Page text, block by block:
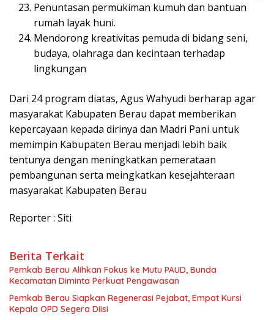
Penuntasan permukiman kumuh dan bantuan
rumah layak huni.
Mendorong kreativitas pemuda di bidang seni,
budaya, olahraga dan kecintaan terhadap
lingkungan
Dari 24 program diatas, Agus Wahyudi berharap agar
masyarakat Kabupaten Berau dapat memberikan
kepercayaan kepada dirinya dan Madri Pani untuk
memimpin Kabupaten Berau menjadi lebih baik
tentunya dengan meningkatkan pemerataan
pembangunan serta meingkatkan kesejahteraan
masyarakat Kabupaten Berau
Reporter : Siti
Berita Terkait
Pemkab Berau Alihkan Fokus ke Mutu PAUD, Bunda
Kecamatan Diminta Perkuat Pengawasan
Pemkab Berau Siapkan Regenerasi Pejabat, Empat Kursi
Kepala OPD Segera Diisi